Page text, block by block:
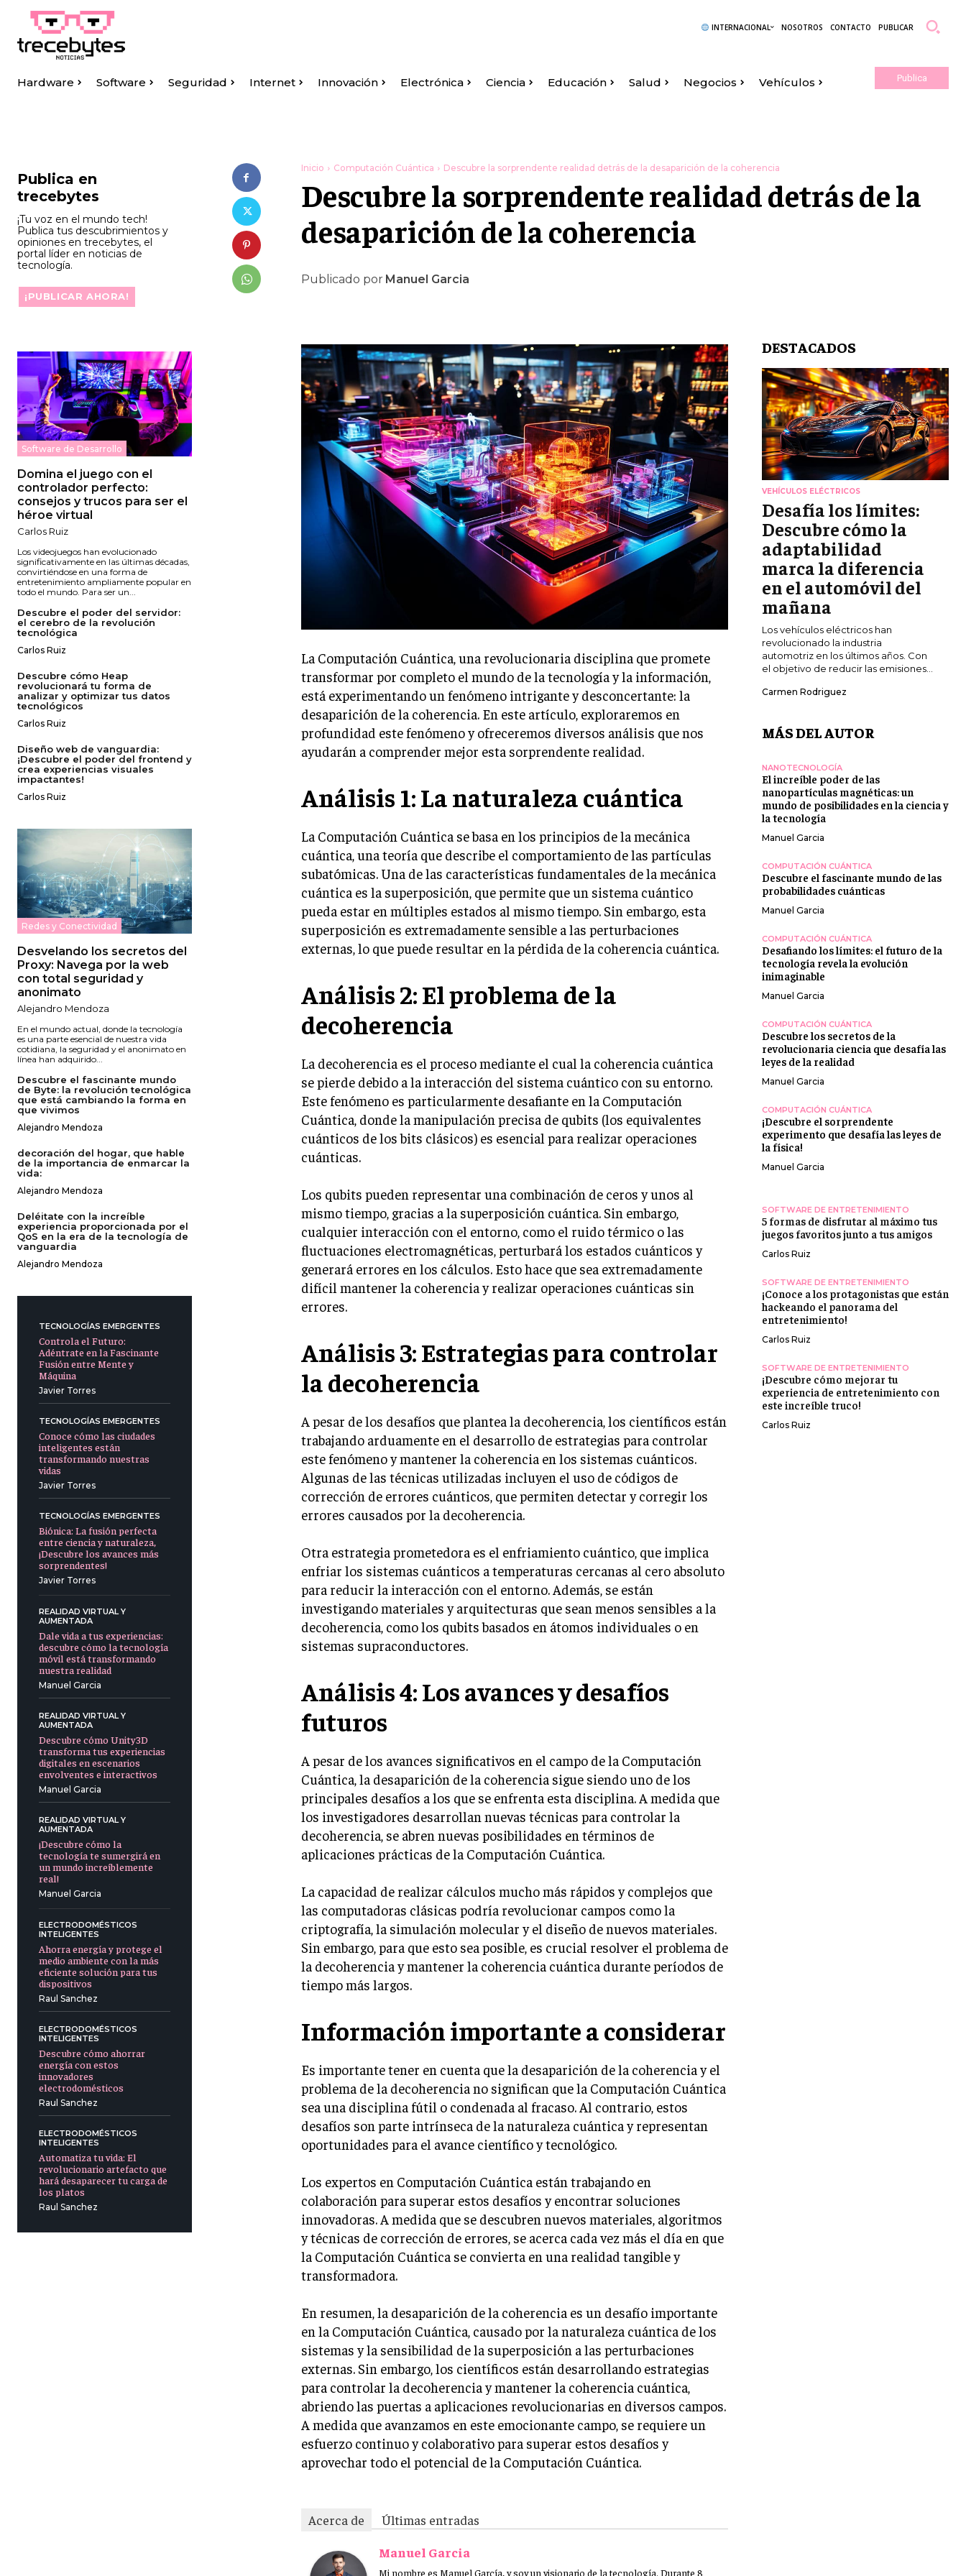
INTERNACIONAL NOSOTROS CONTACTO PUBLICAR
Hardware Software Seguridad Internet Innovación Electrónica Ciencia Educación Salud Negocios Vehículos Publica
Publica en
trecebytes
¡Tu voz en el mundo tech!
Publica tus descubrimientos y
opiniones en trecebytes, el
portal líder en noticias de
tecnología.
¡PUBLICAR AHORA!
Software de Desarrollo
Domina el juego con el
controlador perfecto:
consejos y trucos para ser el
héroe virtual
Carlos Ruiz
Los videojuegos han evolucionado
significativamente en las últimas décadas,
convirtiéndose en una forma de
entretenimiento ampliamente popular en
todo el mundo. Para ser un...
Descubre el poder del servidor:
el cerebro de la revolución
tecnológica
Carlos Ruiz
Descubre cómo Heap
revolucionará tu forma de
analizar y optimizar tus datos
tecnológicos
Carlos Ruiz
Diseño web de vanguardia:
¡Descubre el poder del frontend y
crea experiencias visuales
impactantes!
Carlos Ruiz
Redes y Conectividad
Desvelando los secretos del
Proxy: Navega por la web
con total seguridad y
anonimato
Alejandro Mendoza
En el mundo actual, donde la tecnología
es una parte esencial de nuestra vida
cotidiana, la seguridad y el anonimato en
línea han adquirido...
Descubre el fascinante mundo
de Byte: la revolución tecnológica
que está cambiando la forma en
que vivimos
Alejandro Mendoza
decoración del hogar, que hable
de la importancia de enmarcar la
vida:
Alejandro Mendoza
Deléitate con la increíble
experiencia proporcionada por el
QoS en la era de la tecnología de
vanguardia
Alejandro Mendoza
TECNOLOGÍAS EMERGENTES
Controla el Futuro:
Adéntrate en la Fascinante
Fusión entre Mente y
Máquina
Javier Torres
TECNOLOGÍAS EMERGENTES
Conoce cómo las ciudades
inteligentes están
transformando nuestras
vidas
Javier Torres
TECNOLOGÍAS EMERGENTES
Biónica: La fusión perfecta
entre ciencia y naturaleza,
¡Descubre los avances más
sorprendentes!
Javier Torres
REALIDAD VIRTUAL Y
AUMENTADA
Dale vida a tus experiencias:
descubre cómo la tecnología
móvil está transformando
nuestra realidad
Manuel Garcia
REALIDAD VIRTUAL Y
AUMENTADA
Descubre cómo Unity3D
transforma tus experiencias
digitales en escenarios
envolventes e interactivos
Manuel Garcia
REALIDAD VIRTUAL Y
AUMENTADA
¡Descubre cómo la
tecnología te sumergirá en
un mundo increíblemente
real!
Manuel Garcia
ELECTRODOMÉSTICOS
INTELIGENTES
Ahorra energía y protege el
medio ambiente con la más
eficiente solución para tus
dispositivos
Raul Sanchez
ELECTRODOMÉSTICOS
INTELIGENTES
Descubre cómo ahorrar
energía con estos
innovadores
electrodomésticos
Raul Sanchez
ELECTRODOMÉSTICOS
INTELIGENTES
Automatiza tu vida: El
revolucionario artefacto que
hará desaparecer tu carga de
los platos
Raul Sanchez
Inicio Computación Cuántica Descubre la sorprendente realidad detrás de la desaparición de la coherencia
Descubre la sorprendente realidad detrás de la
desaparición de la coherencia
Publicado por Manuel Garcia
La Computación Cuántica, una revolucionaria disciplina que promete
transformar por completo el mundo de la tecnología y la información,
está experimentando un fenómeno intrigante y desconcertante: la
desaparición de la coherencia. En este artículo, exploraremos en
profundidad este fenómeno y ofreceremos diversos análisis que nos
ayudarán a comprender mejor esta sorprendente realidad.
Análisis 1: La naturaleza cuántica
La Computación Cuántica se basa en los principios de la mecánica
cuántica, una teoría que describe el comportamiento de las partículas
subatómicas. Una de las características fundamentales de la mecánica
cuántica es la superposición, que permite que un sistema cuántico
pueda estar en múltiples estados al mismo tiempo. Sin embargo, esta
superposición es extremadamente sensible a las perturbaciones
externas, lo que puede resultar en la pérdida de la coherencia cuántica.
Análisis 2: El problema de la
decoherencia
La decoherencia es el proceso mediante el cual la coherencia cuántica
se pierde debido a la interacción del sistema cuántico con su entorno.
Este fenómeno es particularmente desafiante en la Computación
Cuántica, donde la manipulación precisa de qubits (los equivalentes
cuánticos de los bits clásicos) es esencial para realizar operaciones
cuánticas.
Los qubits pueden representar una combinación de ceros y unos al
mismo tiempo, gracias a la superposición cuántica. Sin embargo,
cualquier interacción con el entorno, como el ruido térmico o las
fluctuaciones electromagnéticas, perturbará los estados cuánticos y
generará errores en los cálculos. Esto hace que sea extremadamente
difícil mantener la coherencia y realizar operaciones cuánticas sin
errores.
Análisis 3: Estrategias para controlar
la decoherencia
A pesar de los desafíos que plantea la decoherencia, los científicos están
trabajando arduamente en el desarrollo de estrategias para controlar
este fenómeno y mantener la coherencia en los sistemas cuánticos.
Algunas de las técnicas utilizadas incluyen el uso de códigos de
corrección de errores cuánticos, que permiten detectar y corregir los
errores causados por la decoherencia.
Otra estrategia prometedora es el enfriamiento cuántico, que implica
enfriar los sistemas cuánticos a temperaturas cercanas al cero absoluto
para reducir la interacción con el entorno. Además, se están
investigando materiales y arquitecturas que sean menos sensibles a la
decoherencia, como los qubits basados en átomos individuales o en
sistemas supraconductores.
Análisis 4: Los avances y desafíos
futuros
A pesar de los avances significativos en el campo de la Computación
Cuántica, la desaparición de la coherencia sigue siendo uno de los
principales desafíos a los que se enfrenta esta disciplina. A medida que
los investigadores desarrollan nuevas técnicas para controlar la
decoherencia, se abren nuevas posibilidades en términos de
aplicaciones prácticas de la Computación Cuántica.
La capacidad de realizar cálculos mucho más rápidos y complejos que
las computadoras clásicas podría revolucionar campos como la
criptografía, la simulación molecular y el diseño de nuevos materiales.
Sin embargo, para que esto sea posible, es crucial resolver el problema de
la decoherencia y mantener la coherencia cuántica durante períodos de
tiempo más largos.
Información importante a considerar
Es importante tener en cuenta que la desaparición de la coherencia y el
problema de la decoherencia no significan que la Computación Cuántica
sea una disciplina fútil o condenada al fracaso. Al contrario, estos
desafíos son parte intrínseca de la naturaleza cuántica y representan
oportunidades para el avance científico y tecnológico.
Los expertos en Computación Cuántica están trabajando en
colaboración para superar estos desafíos y encontrar soluciones
innovadoras. A medida que se descubren nuevos materiales, algoritmos
y técnicas de corrección de errores, se acerca cada vez más el día en que
la Computación Cuántica se convierta en una realidad tangible y
transformadora.
En resumen, la desaparición de la coherencia es un desafío importante
en la Computación Cuántica, causado por la naturaleza cuántica de los
sistemas y la sensibilidad de la superposición a las perturbaciones
externas. Sin embargo, los científicos están desarrollando estrategias
para controlar la decoherencia y mantener la coherencia cuántica,
abriendo las puertas a aplicaciones revolucionarias en diversos campos.
A medida que avanzamos en este emocionante campo, se requiere un
esfuerzo continuo y colaborativo para superar estos desafíos y
aprovechar todo el potencial de la Computación Cuántica.
Acerca de
Últimas entradas
Manuel Garcia
Mi nombre es Manuel García, y soy un visionario de la tecnología. Durante 8
DESTACADOS
VEHÍCULOS ELÉCTRICOS
Desafía los límites:
Descubre cómo la
adaptabilidad
marca la diferencia
en el automóvil del
mañana
Los vehículos eléctricos han
revolucionado la industria
automotriz en los últimos años. Con
el objetivo de reducir las emisiones...
Carmen Rodriguez
MÁS DEL AUTOR
NANOTECNOLOGÍA
El increíble poder de las
nanopartículas magnéticas: un
mundo de posibilidades en la ciencia y
la tecnología
Manuel Garcia
COMPUTACIÓN CUÁNTICA
Descubre el fascinante mundo de las
probabilidades cuánticas
Manuel Garcia
COMPUTACIÓN CUÁNTICA
Desafiando los límites: el futuro de la
tecnología revela la evolución
inimaginable
Manuel Garcia
COMPUTACIÓN CUÁNTICA
Descubre los secretos de la
revolucionaria ciencia que desafía las
leyes de la realidad
Manuel Garcia
COMPUTACIÓN CUÁNTICA
¡Descubre el sorprendente
experimento que desafía las leyes de
la física!
Manuel Garcia
SOFTWARE DE ENTRETENIMIENTO
5 formas de disfrutar al máximo tus
juegos favoritos junto a tus amigos
Carlos Ruiz
SOFTWARE DE ENTRETENIMIENTO
¡Conoce a los protagonistas que están
hackeando el panorama del
entretenimiento!
Carlos Ruiz
SOFTWARE DE ENTRETENIMIENTO
¡Descubre cómo mejorar tu
experiencia de entretenimiento con
este increíble truco!
Carlos Ruiz